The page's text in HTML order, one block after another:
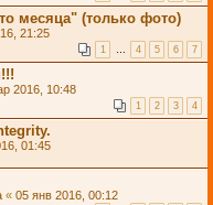
месяца" (только фото)
21:25
1 … 4 5 6 7
2016, 10:48
1 2 3 4
01:45
« 05 янв 2016, 00:12